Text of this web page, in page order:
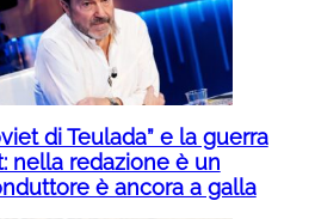
di Teulada” e la guerra
nella redazione è un
è ancora a galla